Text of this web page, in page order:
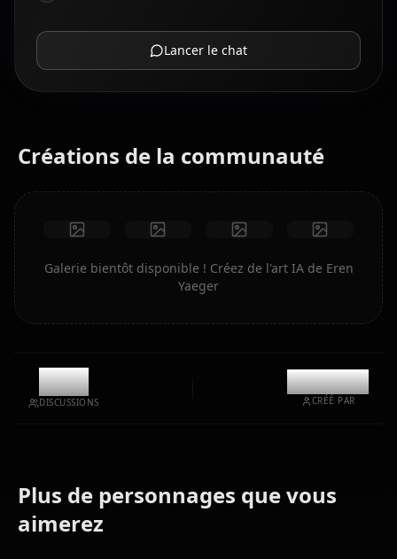
Lancer le chat
Créations de la communauté
Galerie bientôt disponible ! Créez de l'art IA de Eren
Yaeger
1.1k
DISCUSSIONS
@kanashi
CRÉÉ PAR
Plus de personnages que vous
aimerez
Levi
(Shingeki